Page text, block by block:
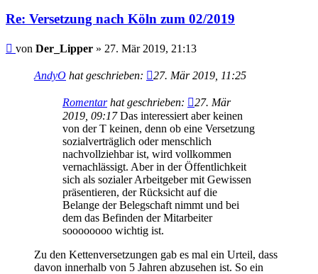
Re: Versetzung nach Köln zum 02/2019
Beitrag
von Der_Lipper » 27. Mär 2019, 21:13
AndyO hat geschrieben: 27. Mär 2019, 11:25
Romentarhat geschrieben:
27. Mär
2019, 09:17Das interessiert aber keinen
von der T keinen, denn ob eine Versetzung
sozialverträglich oder menschlich
nachvollziehbar ist, wird vollkommen
vernachlässigt. Aber in der Öffentlichkeit
sich als sozialer Arbeitgeber mit Gewissen
präsentieren, der Rücksicht auf die
Belange der Belegschaft nimmt und bei
dem das Befinden der Mitarbeiter
soooooooo wichtig ist.
Zu den Kettenversetzungen gab es mal ein Urteil, dass
davon innerhalb von 5 Jahren abzusehen ist. So ein